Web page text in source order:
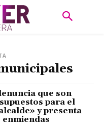
que son
para el
y presenta
enmiendas